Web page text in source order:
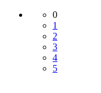
0
1
2
3
4
5